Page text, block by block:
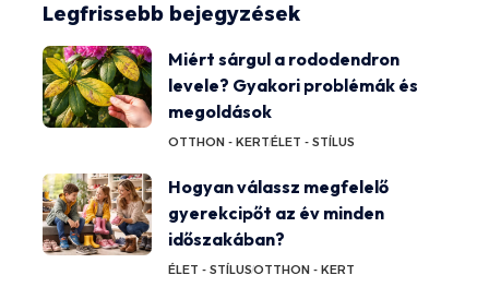
Legfrissebb bejegyzések
Miért sárgul a rododendron
levele? Gyakori problémák és
megoldások
OTTHON - KERTÉLET - STÍLUS
Hogyan válassz megfelelő
gyerekcipőt az év minden
időszakában?
ÉLET - STÍLUSOTTHON - KERT